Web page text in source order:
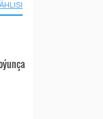
ÄHLISI